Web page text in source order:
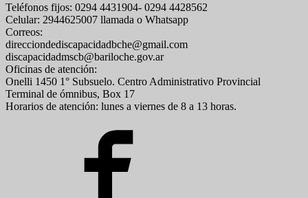
Teléfonos fijos: 0294 4431904- 0294 4428562
Celular: 2944625007 llamada o Whatsapp
Correos:
direcciondediscapacidadbche@gmail.com
discapacidadmscb@bariloche.gov.ar
Oficinas de atención:
Onelli 1450 1° Subsuelo. Centro Administrativo Provincial
Terminal de ómnibus, Box 17
Horarios de atención: lunes a viernes de 8 a 13 horas.